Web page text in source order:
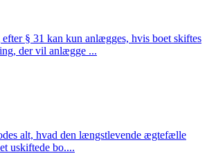
efter § 31 kan kun anlægges, hvis boet skiftes
der vil anlægge ...
alt, hvad den længstlevende ægtefælle
uskiftede bo....